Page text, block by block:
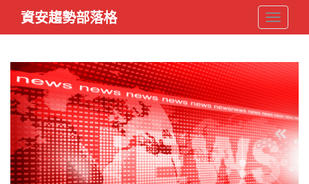
i
資安趨勢部落格